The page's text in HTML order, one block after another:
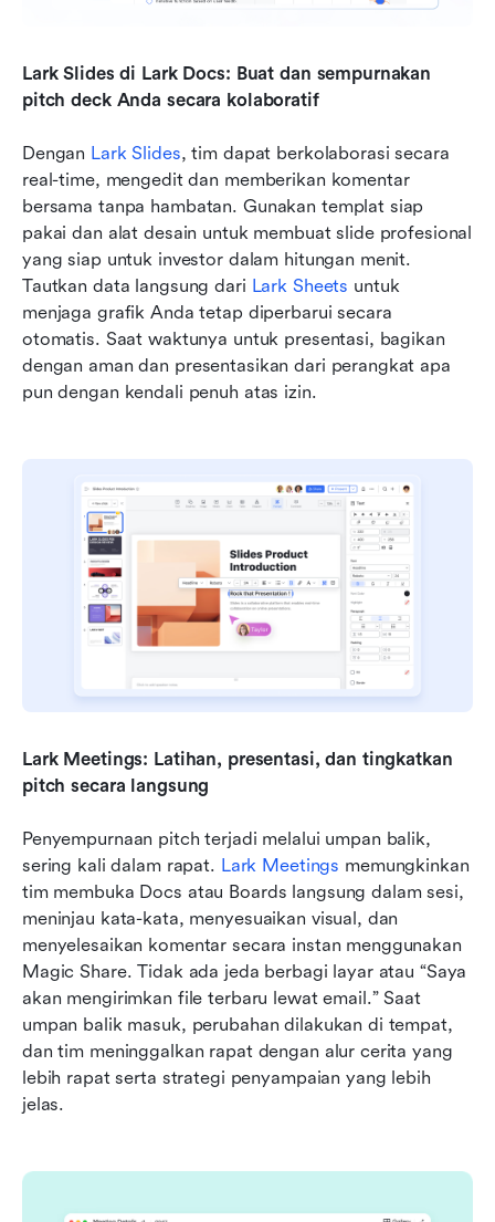
Lark Slides di Lark Docs: Buat dan sempurnakan
pitch deck Anda secara kolaboratif
Dengan Lark Slides, tim dapat berkolaborasi secara
real-time, mengedit dan memberikan komentar
bersama tanpa hambatan. Gunakan templat siap
pakai dan alat desain untuk membuat slide profesional
yang siap untuk investor dalam hitungan menit.
Tautkan data langsung dari Lark Sheets untuk
menjaga grafik Anda tetap diperbarui secara
otomatis. Saat waktunya untuk presentasi, bagikan
dengan aman dan presentasikan dari perangkat apa
pun dengan kendali penuh atas izin.
Lark Meetings: Latihan, presentasi, dan tingkatkan
pitch secara langsung
Penyempurnaan pitch terjadi melalui umpan balik,
sering kali dalam rapat. Lark Meetings memungkinkan
tim membuka Docs atau Boards langsung dalam sesi,
meninjau kata-kata, menyesuaikan visual, dan
menyelesaikan komentar secara instan menggunakan
Magic Share. Tidak ada jeda berbagi layar atau “Saya
akan mengirimkan file terbaru lewat email.” Saat
umpan balik masuk, perubahan dilakukan di tempat,
dan tim meninggalkan rapat dengan alur cerita yang
lebih rapat serta strategi penyampaian yang lebih
jelas.